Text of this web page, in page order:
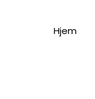
Hjem